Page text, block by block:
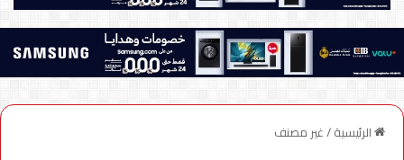
الرئيسية/غير مصنف